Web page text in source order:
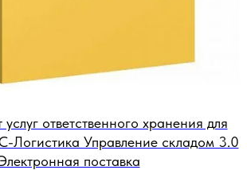
ответственного хранения для
Логистика Управление складом 3.0
поставка